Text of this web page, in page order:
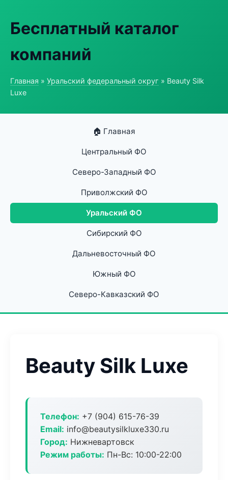
Бесплатный каталог
компаний
Главная » Уральский федеральный округ » Beauty Silk
Luxe
🏠 Главная
Центральный ФО
Северо-Западный ФО
Приволжский ФО
Уральский ФО
Сибирский ФО
Дальневосточный ФО
Южный ФО
Северо-Кавказский ФО
Beauty Silk Luxe
Телефон: +7 (904) 615-76-39
Email: info@beautysilkluxe330.ru
Город: Нижневартовск
Режим работы: Пн-Вс: 10:00-22:00